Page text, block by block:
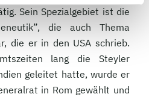
Sein Spezialgebiet ist die
die auch Thema
die er in den USA schrieb.
lang die Steyler
geleitet hatte, wurde er
in Rom gewählt und